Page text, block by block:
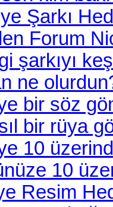
Şarkı
Forum
şarkıyı
ne
bir söz
bir rüya
10
10
Resim